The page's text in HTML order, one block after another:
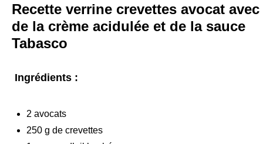
Recette verrine crevettes avocat avec
de la crème acidulée et de la sauce
Tabasco
Ingrédients :
2 avocats
250 g de crevettes